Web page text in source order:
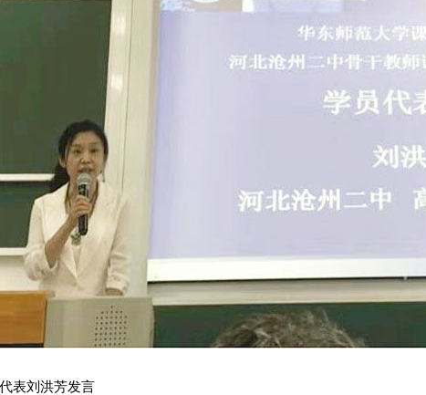
表刘洪芳发言